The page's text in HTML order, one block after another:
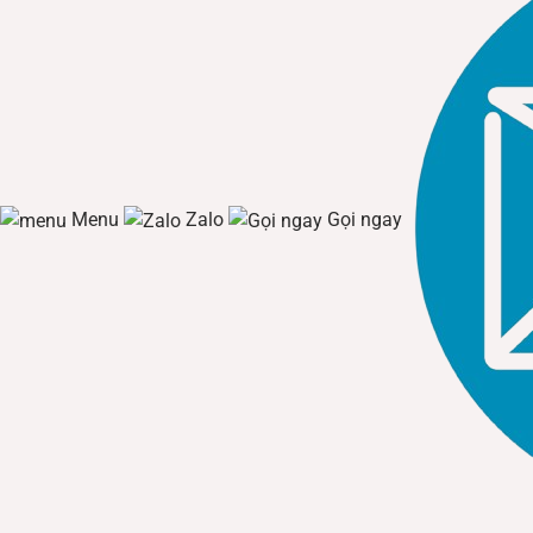
Menu Zalo Gọi ngay